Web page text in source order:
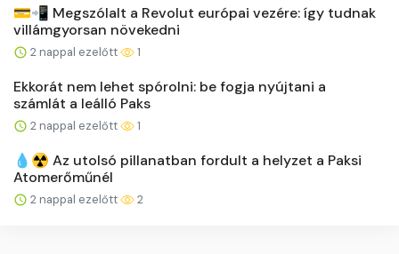
💳📲 Megszólalt a Revolut európai vezére: így tudnak
villámgyorsan növekedni
2 nappal ezelőtt 1
Ekkorát nem lehet spórolni: be fogja nyújtani a
számlát a leálló Paks
2 nappal ezelőtt 1
💧☢️ Az utolsó pillanatban fordult a helyzet a Paksi
Atomerőműnél
2 nappal ezelőtt 2